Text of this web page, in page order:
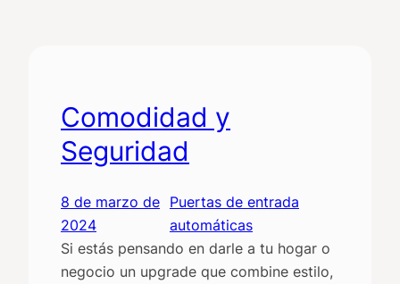
Comodidad y
Seguridad
8 de marzo de
2024
Puertas de entrada
automáticas
Si estás pensando en darle a tu hogar o
negocio un upgrade que combine estilo,